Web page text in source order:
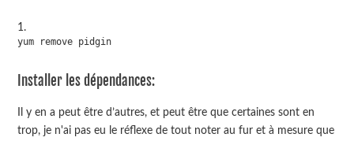
yum remove pidgin
Installer les dépendances:
Il y en a peut être d’autres, et peut être que certaines sont en
trop, je n'ai pas eu le réflexe de tout noter au fur et à mesure que